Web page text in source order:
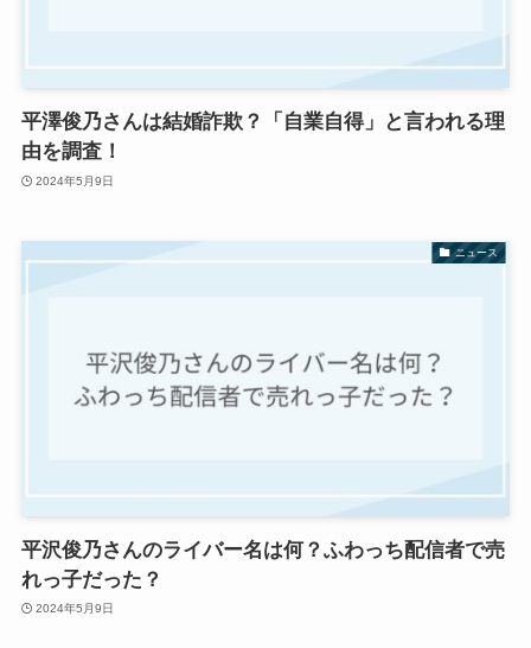
平澤俊乃さんは結婚詐欺？「自業自得」と言われる理
由を調査！
2024年5月9日
ニュース
平沢俊乃さんのライバー名は何？ふわっち配信者で売
れっ子だった？
2024年5月9日